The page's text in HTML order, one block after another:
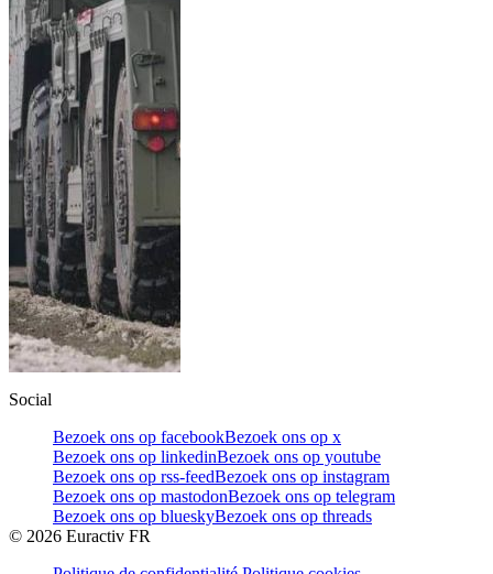
Social
Bezoek ons op facebookBezoek ons op x
Bezoek ons op linkedinBezoek ons op youtube
Bezoek ons op rss-feedBezoek ons op instagram
Bezoek ons op mastodonBezoek ons op telegram
Bezoek ons op blueskyBezoek ons op threads
© 2026 Euractiv FR